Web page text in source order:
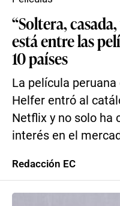
“Soltera,
está entre las
10 países
La película
Helfer entró al
Netflix y no solo ha
interés en el
Redacción EC